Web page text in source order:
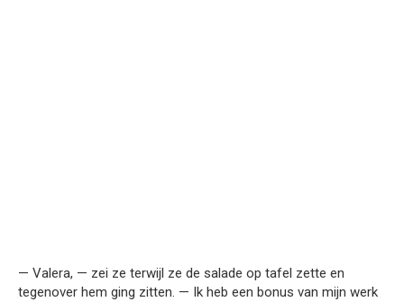
— Valera, — zei ze terwijl ze de salade op tafel zette en
tegenover hem ging zitten. — Ik heb een bonus van mijn werk